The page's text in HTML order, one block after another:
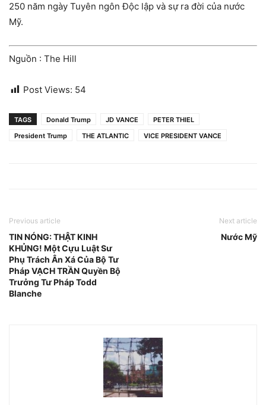
250 năm ngày Tuyên ngôn Độc lập và sự ra đời của nước
Mỹ.
Nguồn : The Hill
Post Views: 54
TAGS Donald Trump JD VANCE
PETER THIEL
President Trump
THE ATLANTIC VICE PRESIDENT VANCE
Previous article
TIN NÓNG: THẬT KINH
KHỦNG! Một Cựu Luật Sư
Phụ Trách Ân Xá Của Bộ Tư
Pháp VẠCH TRẦN Quyền Bộ
Trưởng Tư Pháp Todd
Blanche
Next article
Nước Mỹ